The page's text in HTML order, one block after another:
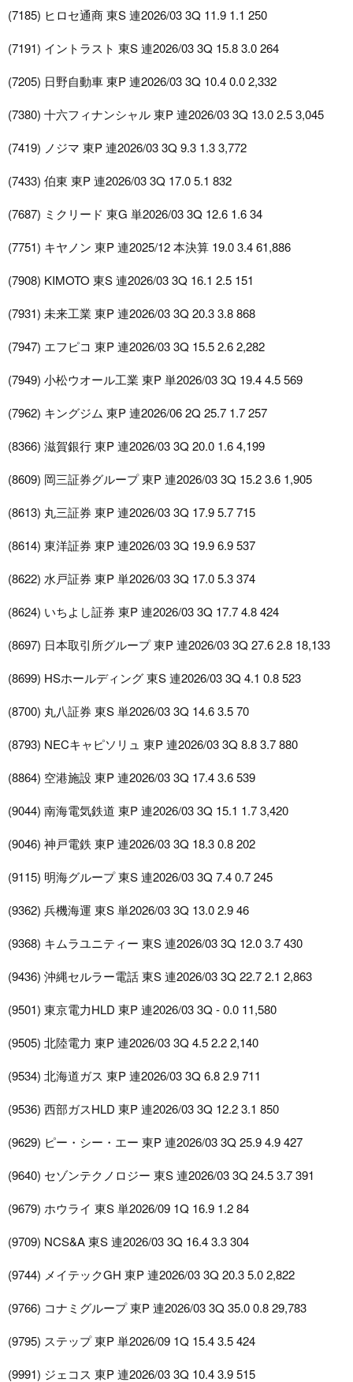
(7185) ヒロセ通商 東S 連2026/03 3Q 11.9 1.1 250
(7191) イントラスト 東S 連2026/03 3Q 15.8 3.0 264
(7205) 日野自動車 東P 連2026/03 3Q 10.4 0.0 2,332
(7380) 十六フィナンシャル 東P 連2026/03 3Q 13.0 2.5 3,045
(7419) ノジマ 東P 連2026/03 3Q 9.3 1.3 3,772
(7433) 伯東 東P 連2026/03 3Q 17.0 5.1 832
(7687) ミクリード 東G 単2026/03 3Q 12.6 1.6 34
(7751) キヤノン 東P 連2025/12 本決算 19.0 3.4 61,886
(7908) KIMOTO 東S 連2026/03 3Q 16.1 2.5 151
(7931) 未来工業 東P 連2026/03 3Q 20.3 3.8 868
(7947) エフピコ 東P 連2026/03 3Q 15.5 2.6 2,282
(7949) 小松ウオール工業 東P 単2026/03 3Q 19.4 4.5 569
(7962) キングジム 東P 連2026/06 2Q 25.7 1.7 257
(8366) 滋賀銀行 東P 連2026/03 3Q 20.0 1.6 4,199
(8609) 岡三証券グループ 東P 連2026/03 3Q 15.2 3.6 1,905
(8613) 丸三証券 東P 連2026/03 3Q 17.9 5.7 715
(8614) 東洋証券 東P 連2026/03 3Q 19.9 6.9 537
(8622) 水戸証券 東P 単2026/03 3Q 17.0 5.3 374
(8624) いちよし証券 東P 連2026/03 3Q 17.7 4.8 424
(8697) 日本取引所グループ 東P 連2026/03 3Q 27.6 2.8 18,133
(8699) HSホールディング 東S 連2026/03 3Q 4.1 0.8 523
(8700) 丸八証券 東S 単2026/03 3Q 14.6 3.5 70
(8793) NECキャピソリュ 東P 連2026/03 3Q 8.8 3.7 880
(8864) 空港施設 東P 連2026/03 3Q 17.4 3.6 539
(9044) 南海電気鉄道 東P 連2026/03 3Q 15.1 1.7 3,420
(9046) 神戸電鉄 東P 連2026/03 3Q 18.3 0.8 202
(9115) 明海グループ 東S 連2026/03 3Q 7.4 0.7 245
(9362) 兵機海運 東S 単2026/03 3Q 13.0 2.9 46
(9368) キムラユニティー 東S 連2026/03 3Q 12.0 3.7 430
(9436) 沖縄セルラー電話 東S 連2026/03 3Q 22.7 2.1 2,863
(9501) 東京電力HLD 東P 連2026/03 3Q - 0.0 11,580
(9505) 北陸電力 東P 連2026/03 3Q 4.5 2.2 2,140
(9534) 北海道ガス 東P 連2026/03 3Q 6.8 2.9 711
(9536) 西部ガスHLD 東P 連2026/03 3Q 12.2 3.1 850
(9629) ピー・シー・エー 東P 連2026/03 3Q 25.9 4.9 427
(9640) セゾンテクノロジー 東S 連2026/03 3Q 24.5 3.7 391
(9679) ホウライ 東S 単2026/09 1Q 16.9 1.2 84
(9709) NCS&A 東S 連2026/03 3Q 16.4 3.3 304
(9744) メイテックGH 東P 連2026/03 3Q 20.3 5.0 2,822
(9766) コナミグループ 東P 連2026/03 3Q 35.0 0.8 29,783
(9795) ステップ 東P 単2026/09 1Q 15.4 3.5 424
(9991) ジェコス 東P 連2026/03 3Q 10.4 3.9 515